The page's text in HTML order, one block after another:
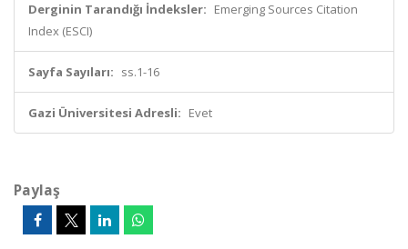
Derginin Tarandığı İndeksler: Emerging Sources Citation
Index (ESCI)
Sayfa Sayıları: ss.1-16
Gazi Üniversitesi Adresli: Evet
Paylaş